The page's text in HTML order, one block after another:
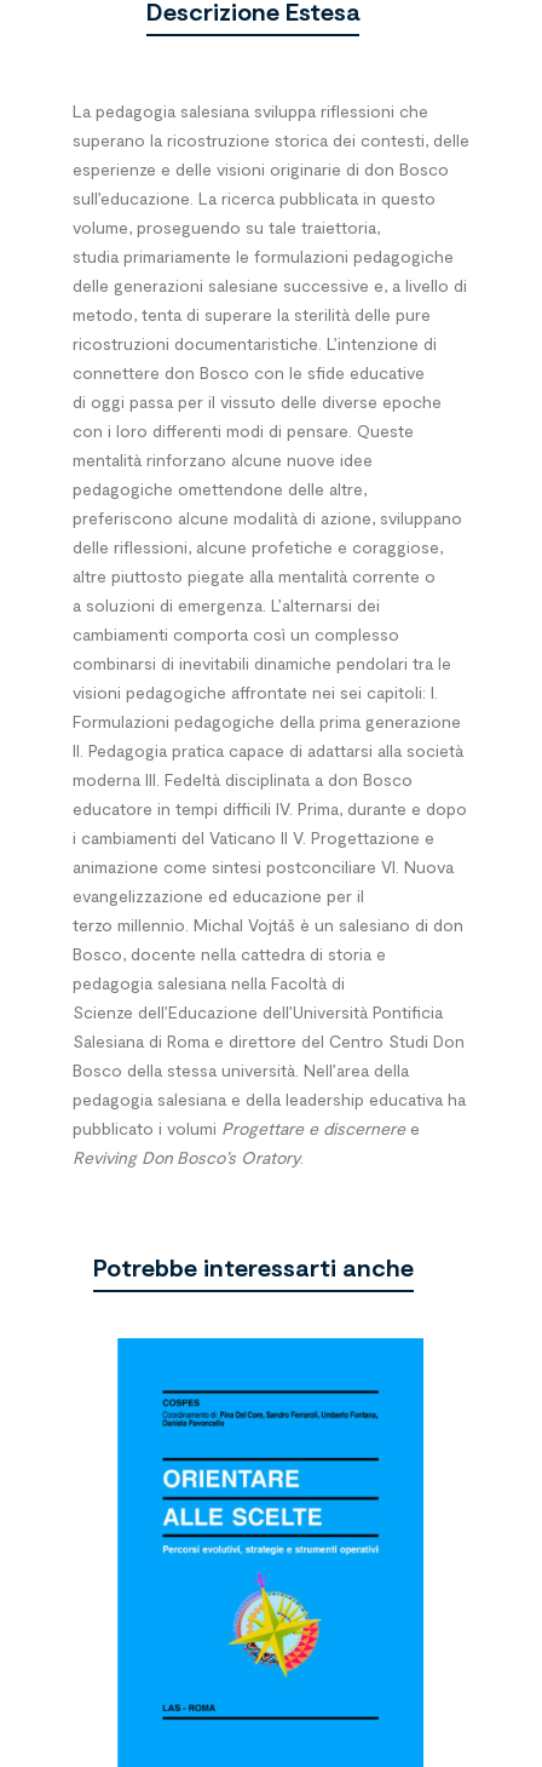
Descrizione Estesa
La pedagogia salesiana sviluppa riflessioni che
superano la ricostruzione storica dei contesti, delle
esperienze e delle visioni originarie di don Bosco
sull’educazione. La ricerca pubblicata in questo
volume, proseguendo su tale traiettoria,
studia primariamente le formulazioni pedagogiche
delle generazioni salesiane successive e, a livello di
metodo, tenta di superare la sterilità delle pure
ricostruzioni documentaristiche. L’intenzione di
connettere don Bosco con le sfide educative
di oggi passa per il vissuto delle diverse epoche
con i loro differenti modi di pensare. Queste
mentalità rinforzano alcune nuove idee
pedagogiche omettendone delle altre,
preferiscono alcune modalità di azione, sviluppano
delle riflessioni, alcune profetiche e coraggiose,
altre piuttosto piegate alla mentalità corrente o
a soluzioni di emergenza. L’alternarsi dei
cambiamenti comporta così un complesso
combinarsi di inevitabili dinamiche pendolari tra le
visioni pedagogiche affrontate nei sei capitoli: I.
Formulazioni pedagogiche della prima generazione
II. Pedagogia pratica capace di adattarsi alla società
moderna III. Fedeltà disciplinata a don Bosco
educatore in tempi difficili IV. Prima, durante e dopo
i cambiamenti del Vaticano II V. Progettazione e
animazione come sintesi postconciliare VI. Nuova
evangelizzazione ed educazione per il
terzo millennio. Michal Vojtáš è un salesiano di don
Bosco, docente nella cattedra di storia e
pedagogia salesiana nella Facoltà di
Scienze dell’Educazione dell’Università Pontificia
Salesiana di Roma e direttore del Centro Studi Don
Bosco della stessa università. Nell’area della
pedagogia salesiana e della leadership educativa ha
pubblicato i volumi Progettare e discerneree
Reviving Don Bosco’s Oratory.
Potrebbe interessarti anche